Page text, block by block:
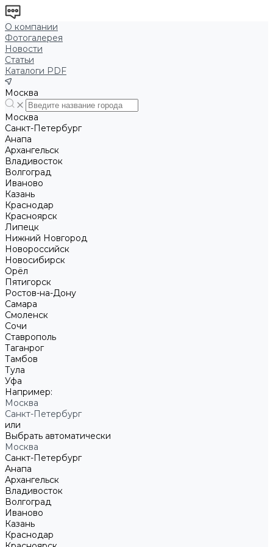
О компании
Фотогалерея
Новости
Статьи
Каталоги PDF
Москва
Москва
Санкт-Петербург
Анапа
Архангельск
Владивосток
Волгоград
Иваново
Казань
Краснодар
Красноярск
Липецк
Нижний Новгород
Новороссийск
Новосибирск
Орёл
Пятигорск
Ростов-на-Дону
Самара
Смоленск
Сочи
Ставрополь
Таганрог
Тамбов
Тула
Уфа
Например:
Москва
Санкт-Петербург
или
Выбрать автоматически
Москва
Санкт-Петербург
Анапа
Архангельск
Владивосток
Волгоград
Иваново
Казань
Краснодар